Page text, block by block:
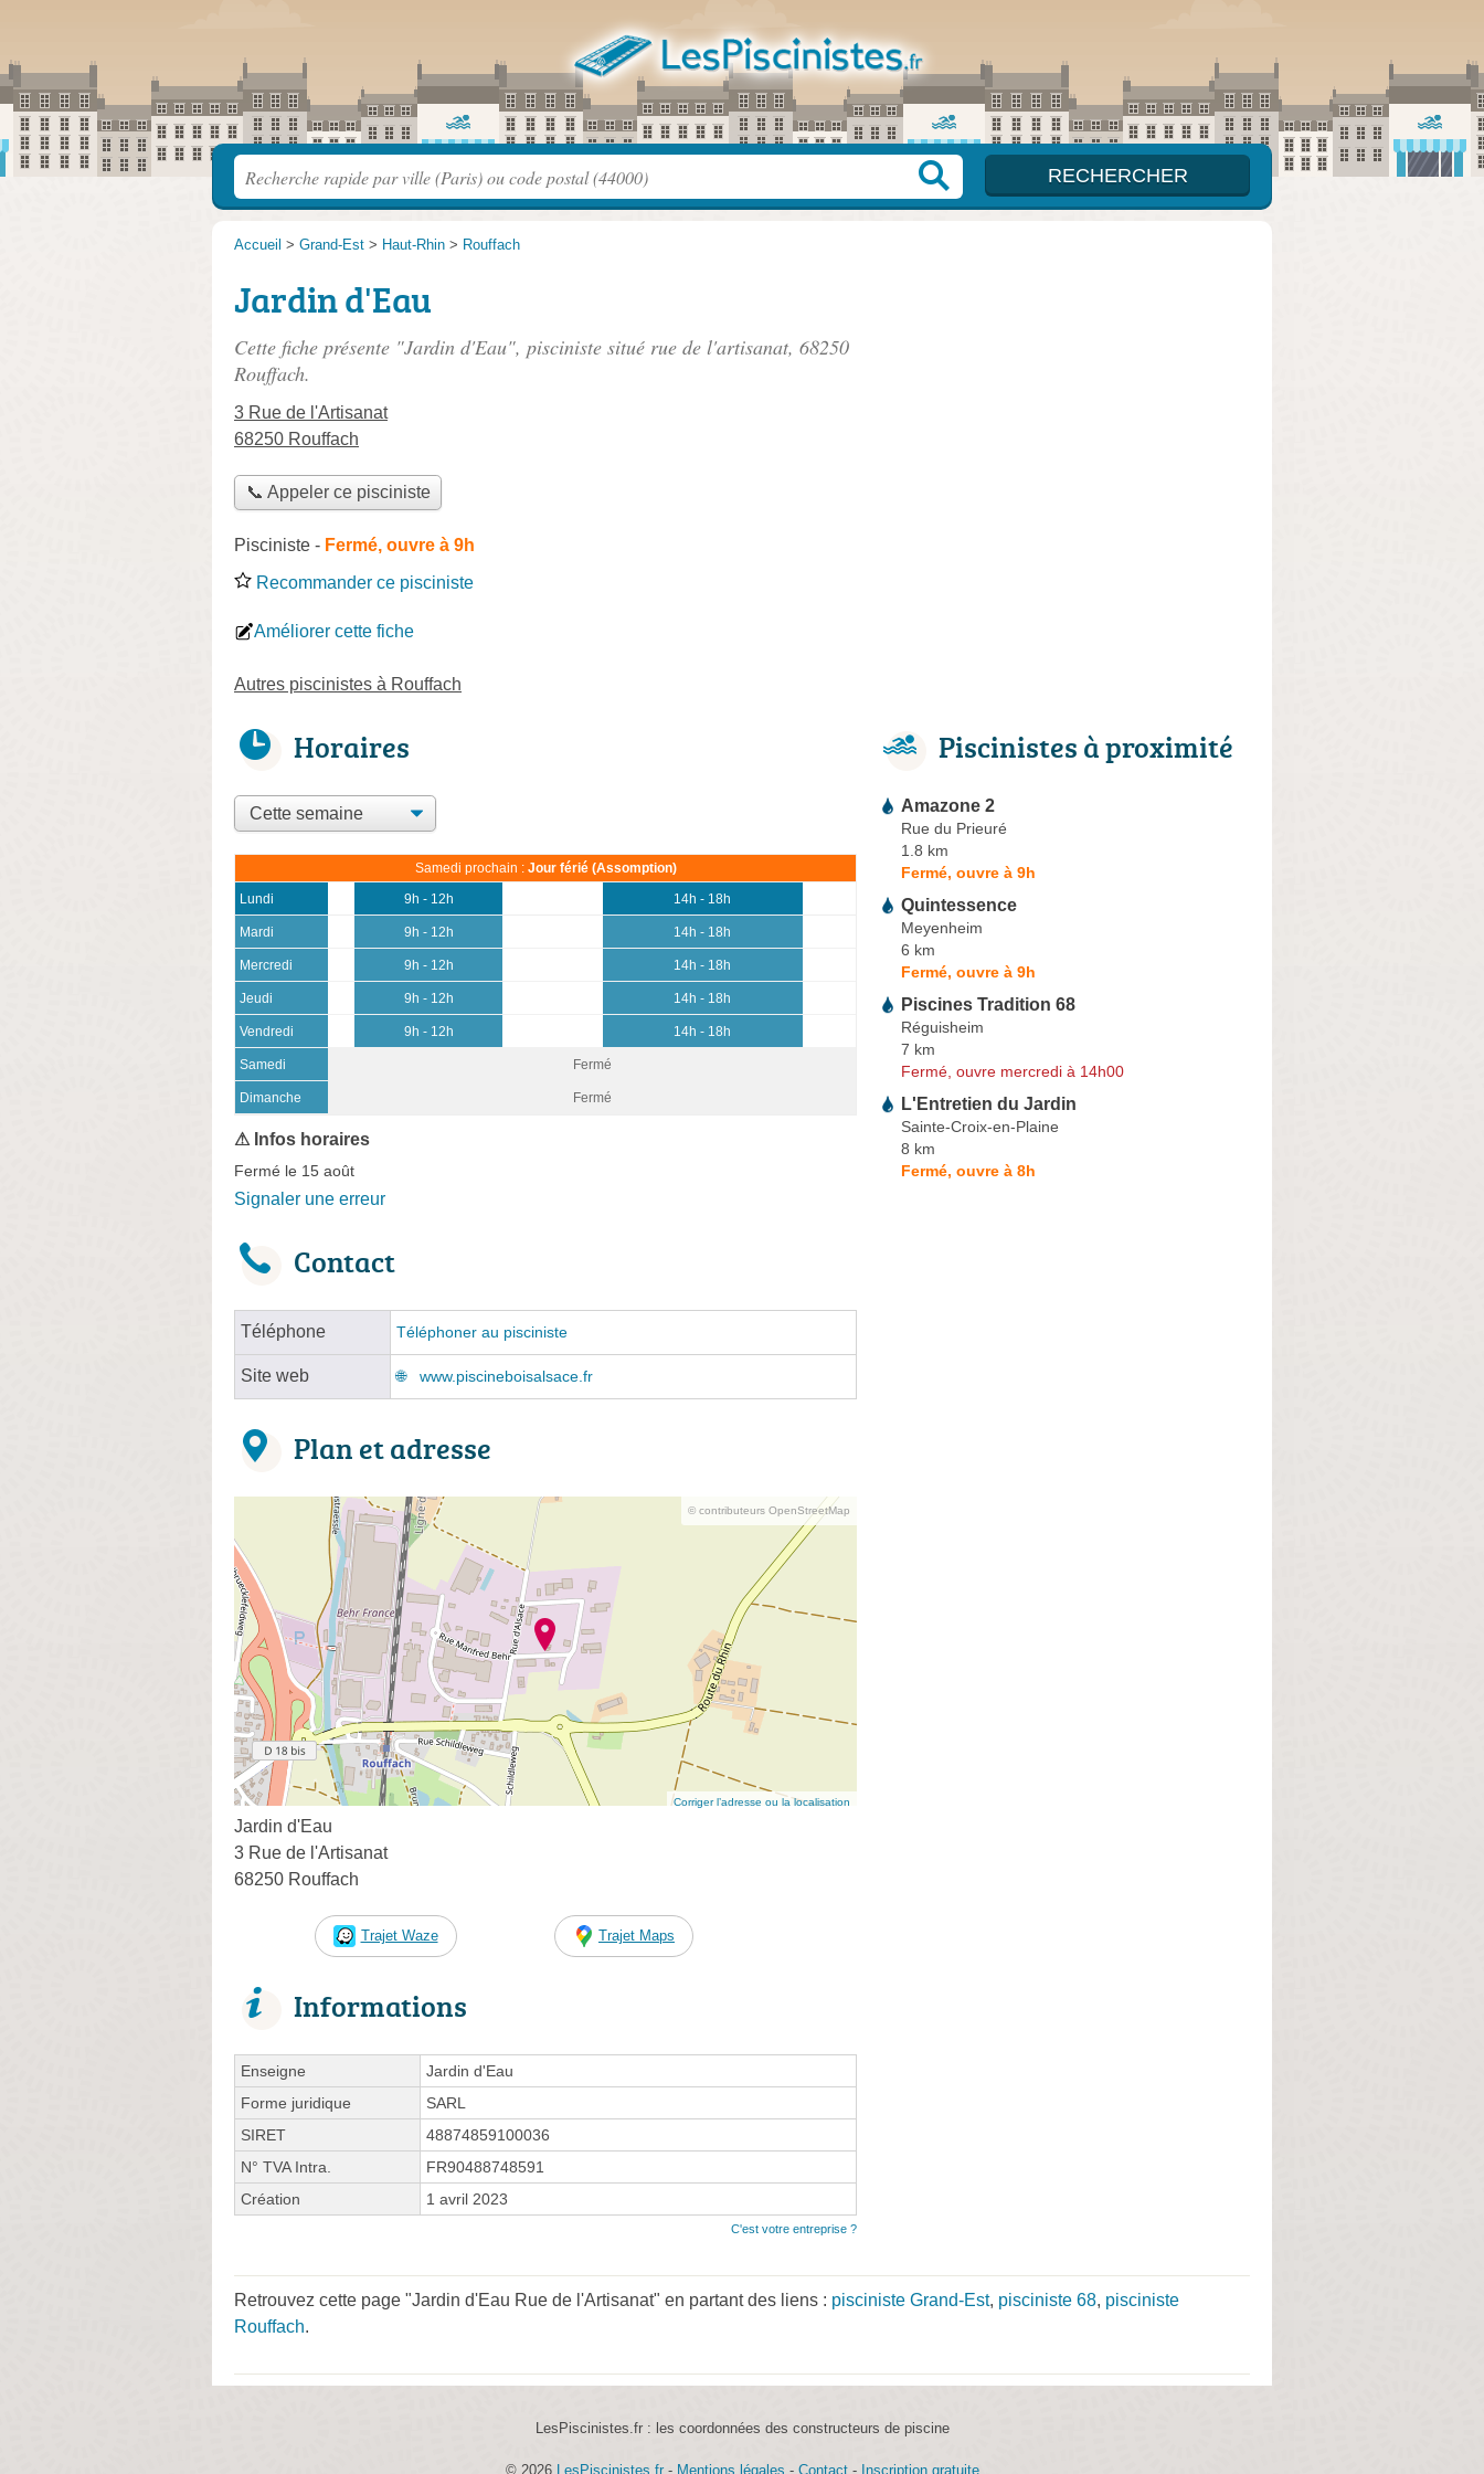
Accueil > Grand-Est > Haut-Rhin > Rouffach
Jardin d'Eau
Cette fiche présente "Jardin d'Eau", pisciniste situé rue de l'artisanat, 68250
Rouffach.
3 Rue de l'Artisanat
68250 Rouffach
📞 Appeler ce pisciniste
Pisciniste - Fermé, ouvre à 9h
Recommander ce pisciniste
Améliorer cette fiche
Autres piscinistes à Rouffach
Horaires
Samedi prochain : Jour férié (Assomption)
Lundi 9h - 12h 14h - 18h
Mardi 9h - 12h 14h - 18h
Mercredi 9h - 12h 14h - 18h
Jeudi 9h - 12h 14h - 18h
Vendredi 9h - 12h 14h - 18h
Samedi
(15 août)
Fermé
Dimanche Fermé
Fermé le 15 août
Signaler une erreur
Contact
Téléphone Téléphoner au pisciniste
Site web www.piscineboisalsace.fr
Plan et adresse
© contributeurs OpenStreetMap
Corriger l’adresse ou la localisation
Jardin d'Eau
3 Rue de l'Artisanat
68250 Rouffach
Trajet Waze Trajet Maps
Informations
Enseigne
Jardin d'Eau
Forme juridique
SARL
SIRET
48874859100036
N° TVA Intra.
FR90488748591
Création
1 avril 2023
C'est votre entreprise ?
Piscinistes à proximité
Amazone 2
Rue du Prieuré
1.8 km
Fermé, ouvre à 9h
Quintessence
Meyenheim
6 km
Fermé, ouvre à 9h
Piscines Tradition 68
Réguisheim
7 km
Fermé, ouvre mercredi à 14h00
L'Entretien du Jardin
Sainte-Croix-en-Plaine
8 km
Fermé, ouvre à 8h
Retrouvez cette page "Jardin d'Eau Rue de l'Artisanat" en partant des liens : pisciniste Grand-Est, pisciniste 68, pisciniste
Rouffach.
LesPiscinistes.fr : les coordonnées des constructeurs de piscine
© 2026 LesPiscinistes.fr - Mentions légales - Contact- Inscription gratuite